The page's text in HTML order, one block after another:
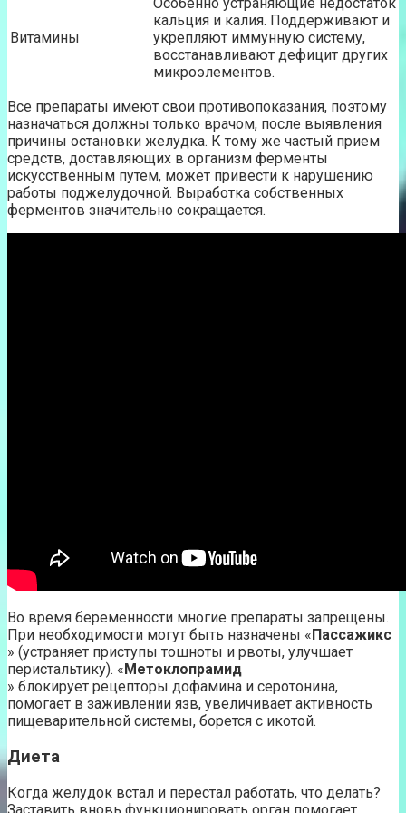
Витамины
кальция и калия. Поддерживают и
укрепляют иммунную систему,
восстанавливают дефицит других
микроэлементов.
Все препараты имеют свои противопоказания, поэтому
назначаться должны только врачом, после выявления
причины остановки желудка. К тому же частый прием
средств, доставляющих в организм ферменты
искусственным путем, может привести к нарушению
работы поджелудочной. Выработка собственных
ферментов значительно сокращается.
Во время беременности многие препараты запрещены.
При необходимости могут быть назначены « Пассажикс
» (устраняет приступы тошноты и рвоты, улучшает
перистальтику). « Метоклопрамид
» блокирует рецепторы дофамина и серотонина,
помогает в заживлении язв, увеличивает активность
пищеварительной системы, борется с икотой.
Диета
Когда желудок встал и перестал работать, что делать?
Заставить вновь функционировать орган помогает